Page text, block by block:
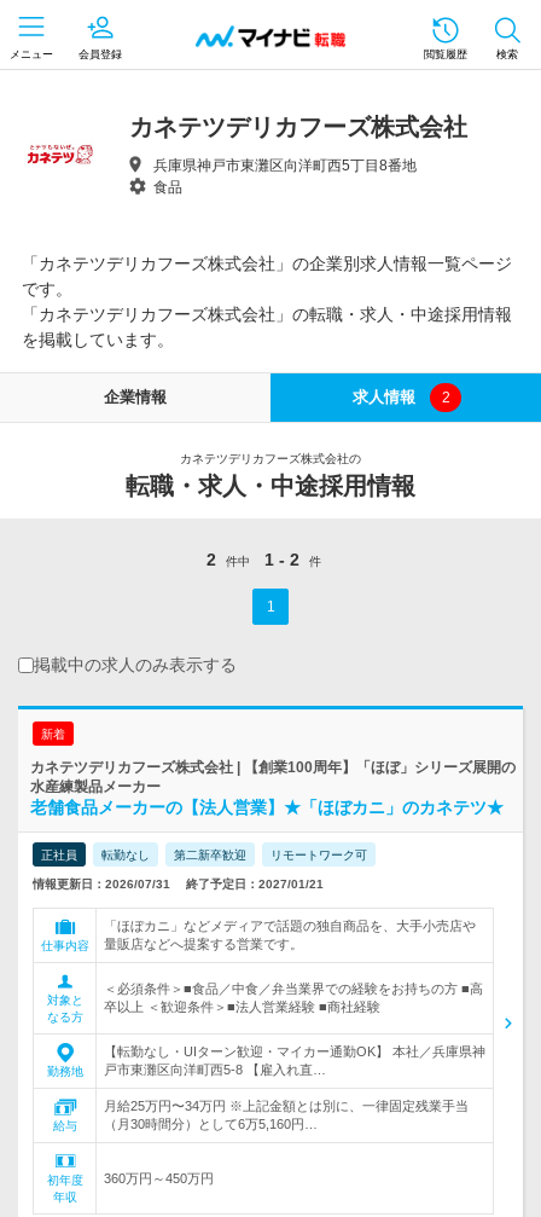
メニュー 会員登録 閲覧履歴 検索
カネテツデリカフーズ株式会社
兵庫県神戸市東灘区向洋町西5丁目8番地
食品
「カネテツデリカフーズ株式会社」の企業別求人情報一覧ページ
です。
「カネテツデリカフーズ株式会社」の転職・求人・中途採用情報
を掲載しています。
企業情報 求人情報 2
カネテツデリカフーズ株式会社の
転職・求人・中途採用情報
2 件中 1 - 2 件
1
掲載中の求人のみ表示する
新着
カネテツデリカフーズ株式会社 | 【創業100周年】「ほぼ」シリーズ展開の
水産練製品メーカー
老舗食品メーカーの【法人営業】★「ほぼカニ」のカネテツ★
正社員 転勤なし 第二新卒歓迎 リモートワーク可
情報更新日：2026/07/31 終了予定日：2027/01/21
仕事内容
「ほぼカニ」などメディアで話題の独自商品を、大手小売店や
量販店などへ提案する営業です。
対象と
なる方
＜必須条件＞■食品／中食／弁当業界での経験をお持ちの方 ■高
卒以上 ＜歓迎条件＞■法人営業経験 ■商社経験
勤務地
【転勤なし・UIターン歓迎・マイカー通勤OK】 本社／兵庫県神
戸市東灘区向洋町西5-8 【雇入れ直…
給与
月給25万円〜34万円 ※上記金額とは別に、一律固定残業手当
（月30時間分）として6万5,160円…
初年度
年収
360万円～450万円